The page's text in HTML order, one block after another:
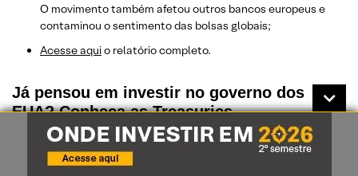
O movimento também afetou outros bancos europeus e
contaminou o sentimento das bolsas globais;
Acesse aquio relatório completo.
Já pensou em investir no governo dos
EUA? Conheça as Treasuries
Investimentos fora do Brasil têm se tornado cada vez mais
populares entre os investidores;